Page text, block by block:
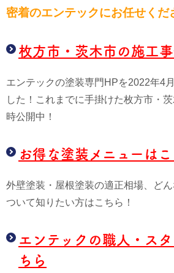
密着のエンテックにお任せくだ
枚方市・茨木市の施工
エンテックの塗装専門HPを2022年4
した！これまでに手掛けた枚方市・
時公開中！
お得な塗装メニューはこ
外壁塗装・屋根塗装の適正相場、ど
ついて知りたい方はこちら！
エンテックの職人・ス
ちら